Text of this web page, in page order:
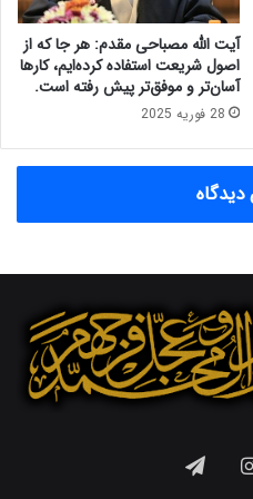
آیت الله مصباحی مقدم: هر جا که از
اصول شریعت استفاده کرده‌ایم، کارها
آسان‌تر و موفق‌تر پیش رفته است.
28 فوریه 2025
اینستاگرام